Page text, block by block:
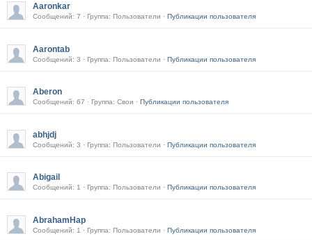
Aaronkar
Сообщений: 7 · Группа: Пользователи · Публикации пользователя
Aarontab
Сообщений: 3 · Группа: Пользователи · Публикации пользователя
Aberon
Сообщений: 67 · Группа: Свои · Публикации пользователя
abhjdj
Сообщений: 3 · Группа: Пользователи · Публикации пользователя
Abigail
Сообщений: 1 · Группа: Пользователи · Публикации пользователя
AbrahamHap
Сообщений: 1 · Группа: Пользователи · Публикации пользователя